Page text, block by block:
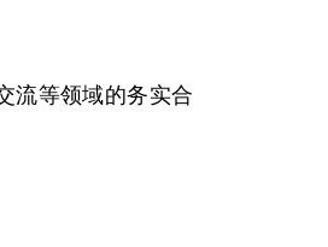
流等领域的务实合